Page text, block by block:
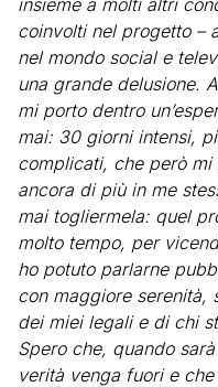
insieme a molti altri
coinvolti nel progetto –
nel mondo social e
una grande delusione.
mi porto dentro
mai: 30 giorni intensi,
complicati, che però mi
ancora di più in me
mai togliermela: quel
molto tempo, per
ho potuto parlarne
con maggiore serenità,
dei miei legali e di chi
Spero che, quando
verità venga fuori e